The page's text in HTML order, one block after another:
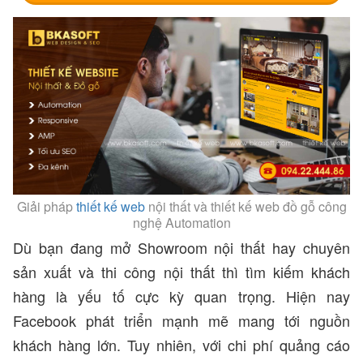
Giải phápthiết kế webnội thất và thiết kế web đồ gỗ công
nghệ Automation
Dù bạn đang mở Showroom nội thất hay chuyên
sản xuất và thi công nội thất thì tìm kiếm khách
hàng là yếu tố cực kỳ quan trọng. Hiện nay
Facebook phát triển mạnh mẽ mang tới nguồn
khách hàng lớn. Tuy nhiên, với chi phí quảng cáo